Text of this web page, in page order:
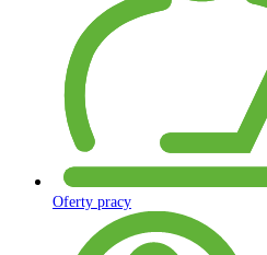
Oferty pracy